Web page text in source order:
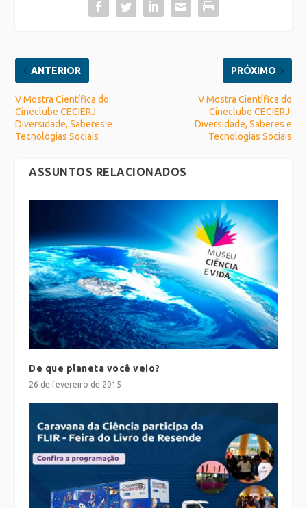
ANTERIOR
V Mostra Científica do
Cineclube CECIERJ:
Diversidade, Saberes e
Tecnologias Sociais
PRÓXIMO
V Mostra Científica do
Cineclube CECIERJ:
Diversidade, Saberes e
Tecnologias Sociais
ASSUNTOS RELACIONADOS
De que planeta você veio?
26 de fevereiro de 2015